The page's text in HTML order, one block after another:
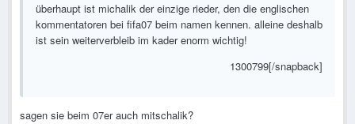
überhaupt ist michalik der einzige rieder, den die englischen
kommentatoren bei fifa07 beim namen kennen. alleine deshalb
ist sein weiterverbleib im kader enorm wichtig!
1300799[/snapback]
sagen sie beim 07er auch mitschalik?